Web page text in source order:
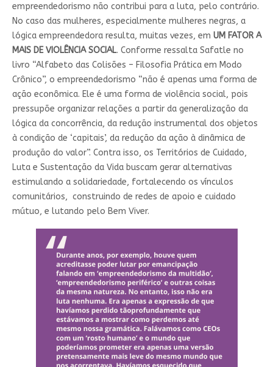
empreendedorismo não contribui para a luta, pelo contrário.
No caso das mulheres, especialmente mulheres negras, a
lógica empreendedora resulta, muitas vezes, em UM FATOR A
MAIS DE VIOLÊNCIA SOCIAL. Conforme ressalta Safatle no
livro “Alfabeto das Colisões – Filosofia Prática em Modo
Crônico”, o empreendedorismo “não é apenas uma forma de
ação econômica. Ele é uma forma de violência social, pois
pressupõe organizar relações a partir da generalização da
lógica da concorrência, da redução instrumental dos objetos
à condição de ‘capitais’, da redução da ação à dinâmica de
produção do valor”. Contra isso, os Territórios de Cuidado,
Luta e Sustentação da Vida buscam gerar alternativas
estimulando a solidariedade, fortalecendo os vínculos
comunitários, construindo de redes de apoio e cuidado
mútuo, e lutando pelo Bem Viver.